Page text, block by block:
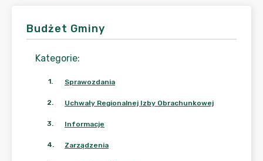
Budżet Gminy
Kategorie:
1. Sprawozdania
2. Uchwały Regionalnej Izby Obrachunkowej
3. Informacje
4. Zarządzenia